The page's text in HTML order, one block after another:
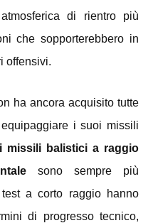
di rientro più
che sopporterebbero in
offensivi.
ha ancora acquisito tutte
i suoi missili
missili balistici a raggio
sono sempre più
a corto raggio hanno
di progresso tecnico,